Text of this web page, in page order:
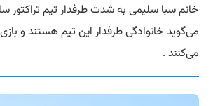
خانم سبا سلیمی به شدت طرفدار تیم تراکتور
می‌گوید خانوادگی طرفدار این تیم هستند و
می‌کنند .